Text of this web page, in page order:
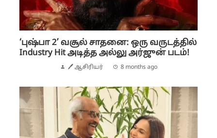
‘புஷ்பா 2’ வசூல் சாதனை: ஒரு வருடத்தில்
Industry Hit அடித்த அல்லு அர்ஜுன் படம்!
🖊 ஆசிரியர் 8 months ago